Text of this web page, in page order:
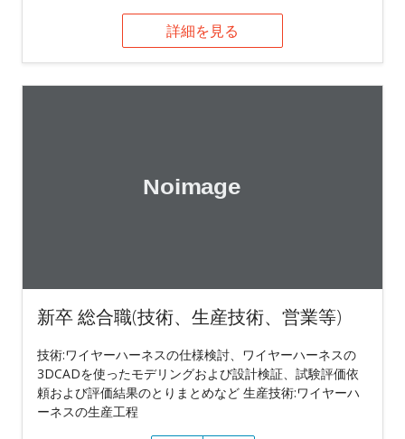
詳細を見る
新卒 総合職(技術、生産技術、営業等)
技術:ワイヤーハーネスの仕様検討、ワイヤーハーネスの
3DCADを使ったモデリングおよび設計検証、試験評価依
頼および評価結果のとりまとめなど 生産技術:ワイヤーハ
ーネスの生産工程